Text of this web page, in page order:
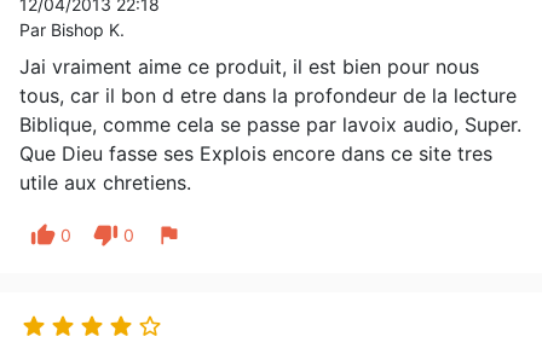
12/04/2013 22:18
Par Bishop K.
Jai vraiment aime ce produit, il est bien pour nous
tous, car il bon d etre dans la profondeur de la lecture
Biblique, comme cela se passe par lavoix audio, Super.
Que Dieu fasse ses Explois encore dans ce site tres
utile aux chretiens.
thumb_up 0 thumb_down 0 flag
    